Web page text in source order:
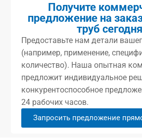
Получите
предложение на
труб
Предоставьте нам детали
(например, применение,
количество). Наша опытная
предложит индивидуальное
конкурентоспособное
24 рабочих часов.
Запросить предложение